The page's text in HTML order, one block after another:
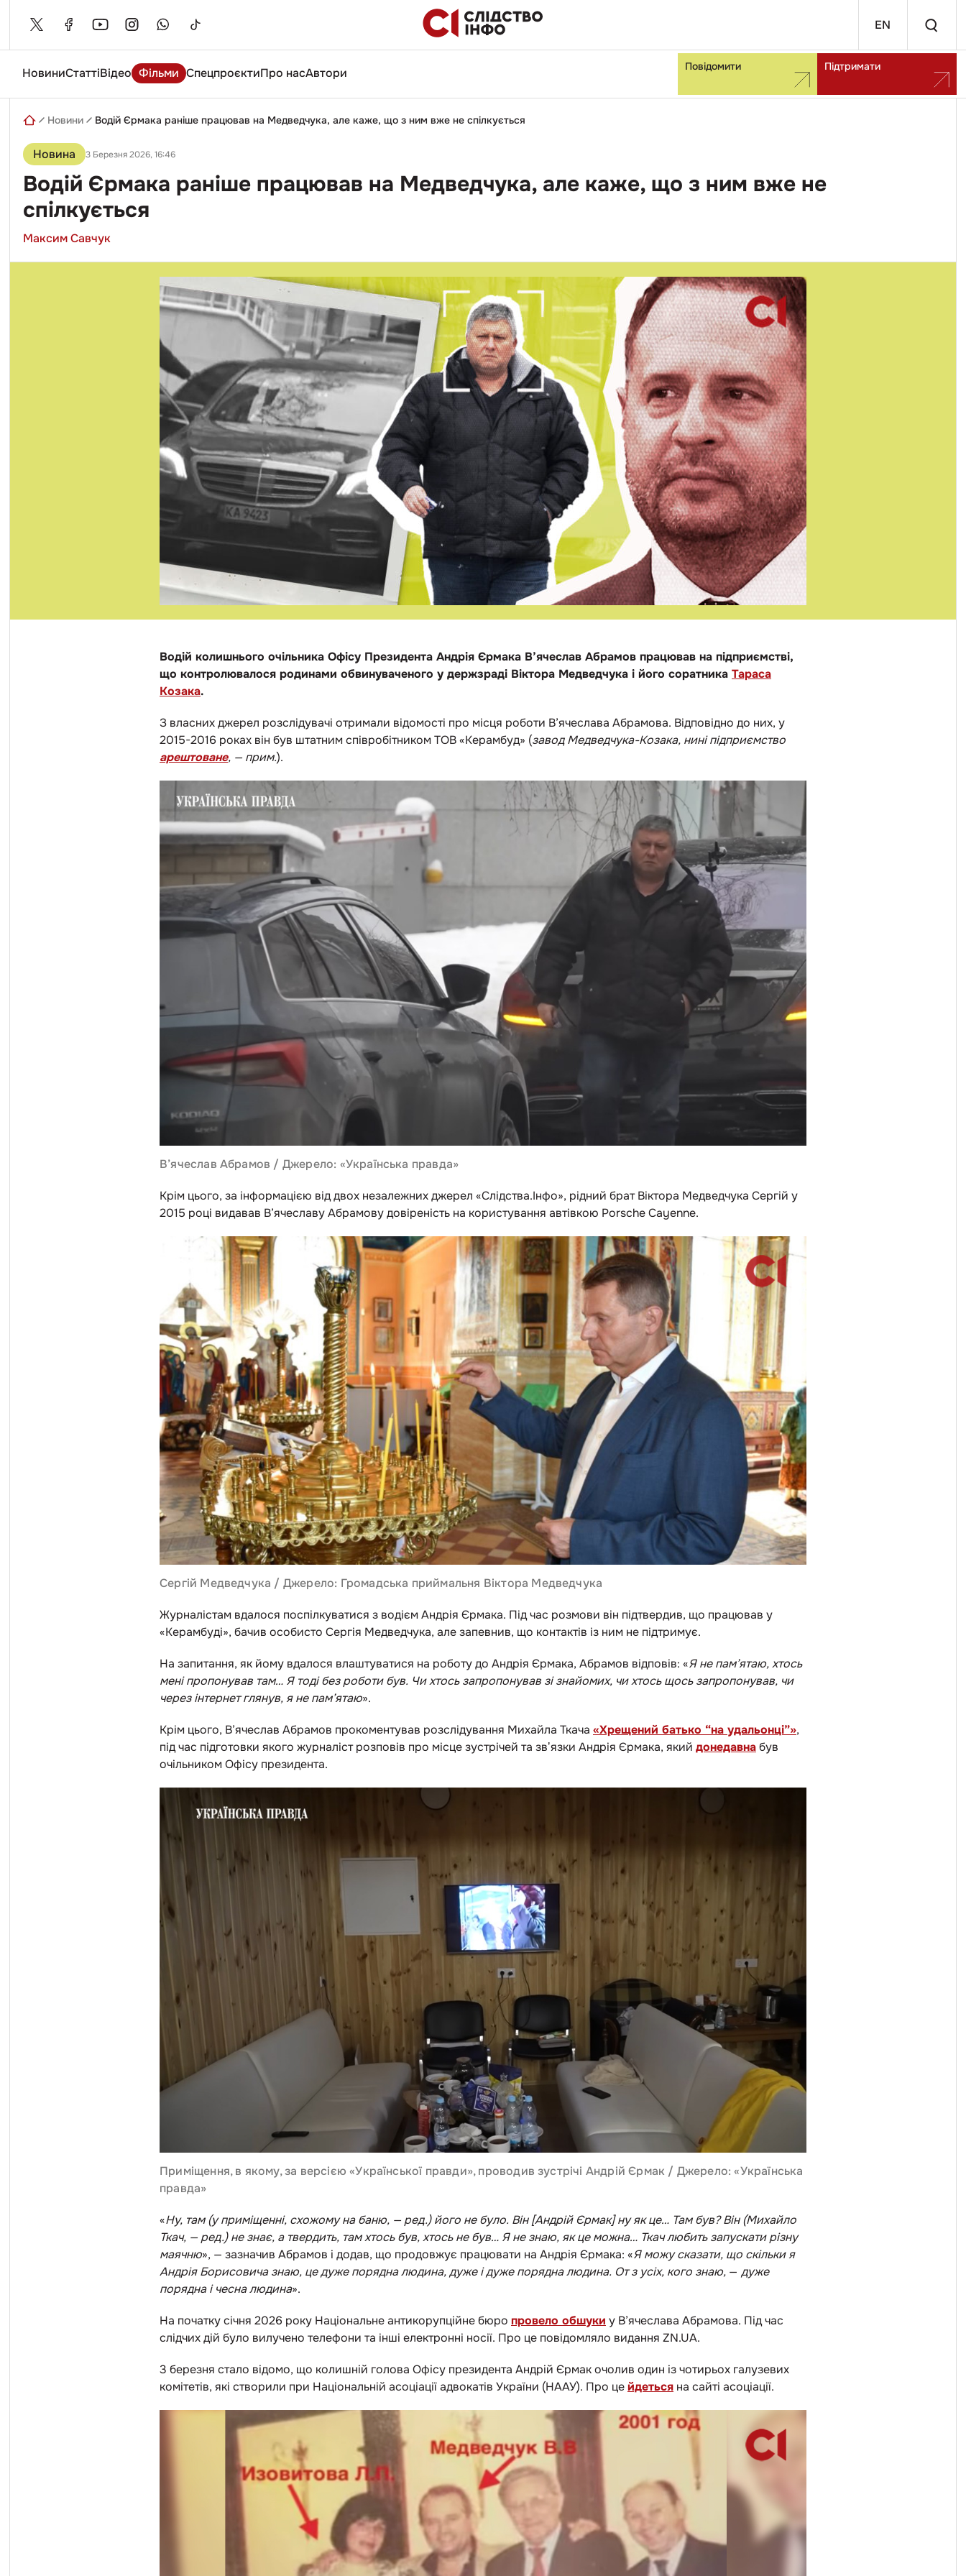
content EN
НовиниСтаттіВідео Фільми СпецпроєктиПро насАвтори Повідомити Підтримати
Введіть
Новини Водій Єрмака раніше працював на Медведчука, але каже, що з ним вже не спілкується
Новина 3 Березня 2026, 16:46
Водій Єрмака раніше працював на Медведчука, але каже, що з ним вже не
спілкується
Максим Савчук
Водій колишнього очільника Офісу Президента Андрія Єрмака В’ячеслав Абрамов працював на підприємстві,
що контролювалося родинами обвинуваченого у держзраді Віктора Медведчука і його соратника Тараса
Козака.
З власних джерел розслідувачі отримали відомості про місця роботи В’ячеслава Абрамова. Відповідно до них, у
2015-2016 роках він був штатним співробітником ТОВ «Керамбуд» (завод Медведчука-Козака, нині підприємство
арештоване, — прим.).
В’ячеслав Абрамов / Джерело: «Українська правда»
Крім цього, за інформацією від двох незалежних джерел «Слідства.Інфо», рідний брат Віктора Медведчука Сергій у
2015 році видавав В’ячеславу Абрамову довіреність на користування автівкою Porsche Cayenne.
Сергій Медведчука / Джерело: Громадська приймальня Віктора Медведчука
Журналістам вдалося поспілкуватися з водієм Андрія Єрмака. Під час розмови він підтвердив, що працював у
«Керамбуді», бачив особисто Сергія Медведчука, але запевнив, що контактів із ним не підтримує.
На запитання, як йому вдалося влаштуватися на роботу до Андрія Єрмака, Абрамов відповів: «Я не пам’ятаю, хтось
мені пропонував там… Я тоді без роботи був. Чи хтось запропонував зі знайомих, чи хтось щось запропонував, чи
через інтернет глянув, я не пам’ятаю».
Крім цього, В’ячеслав Абрамов прокоментував розслідування Михайла Ткача «Хрещений батько “на удальонці”»,
під час підготовки якого журналіст розповів про місце зустрічей та звʼязки Андрія Єрмака, який донедавнабув
очільником Офісу президента.
Приміщення, в якому, за версією «Української правди», проводив зустрічі Андрій Єрмак / Джерело: «Українська
правда»
«Ну, там (у приміщенні, схожому на баню, — ред.) його не було. Він [Андрій Єрмак] ну як це… Там був? Він (Михайло
Ткач, — ред.) не знає, а твердить, там хтось був, хтось не був… Я не знаю, як це можна… Ткач любить запускати різну
маячню», — зазначив Абрамов і додав, що продовжує працювати на Андрія Єрмака: «Я можу сказати, що скільки я
Андрія Борисовича знаю, це дуже порядна людина, дуже і дуже порядна людина. От з усіх, кого знаю, — дуже
порядна і чесна людина».
На початку січня 2026 року Національне антикорупційне бюро провело обшуки у В’ячеслава Абрамова. Під час
слідчих дій було вилучено телефони та інші електронні носії. Про це повідомляло видання ZN.UA.
3 березня стало відомо, що колишній голова Офісу президента Андрій Єрмак очолив один із чотирьох галузевих
комітетів, які створили при Національній асоціації адвокатів України (НААУ). Про цейдеться на сайті асоціації.